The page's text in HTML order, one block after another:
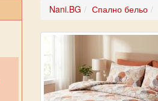
Nani.BG Спално бельо